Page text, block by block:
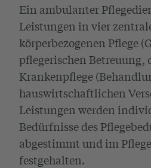
Ein ambulanter
Leistungen in vier
körperbezogenen Pflege
pflegerischen Betreuung,
Krankenpflege
hauswirtschaftlichen
Leistungen werden
Bedürfnisse des
abgestimmt und im
festgehalten.